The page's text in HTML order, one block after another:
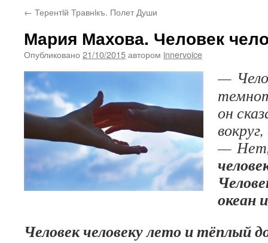
← Терентiй Травнiкъ. Полет Души
Мария Махова. Человек
Опубликовано 21/10/2015автором innervoice
—
он
—
океан
Человек человеку лето и тёплый